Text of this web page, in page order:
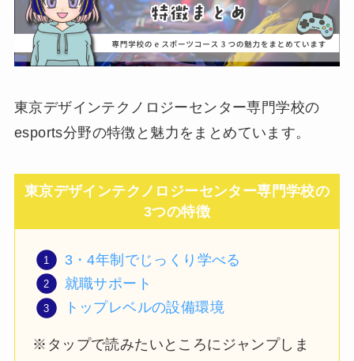
東京デザインテクノロジーセンター専門学校の
esports分野の特徴と魅力をまとめています。
東京デザインテクノロジーセンター専門学校の
3つの特徴
3・4年制でじっくり学べる
就職サポート
トップレベルの設備環境
※タップで読みたいところにジャンプしま